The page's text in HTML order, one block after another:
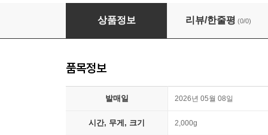
Julia Cumming (줄리아 커밍) - Julia [LP]
상품정보 리뷰/한줄평 (0/0)
품목정보
발매일 2026년 05월 08일
시간, 무게, 크기 2,000g